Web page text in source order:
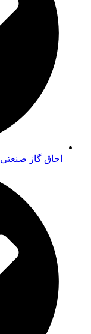
اجاق گاز صنعتی